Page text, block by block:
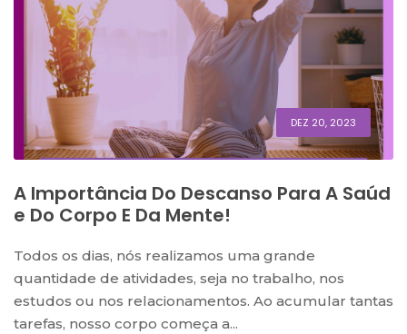
DEZ 20, 2023
A Importância Do Descanso Para A Saúd
E Do Corpo E Da Mente!
Todos os dias, nós realizamos uma grande
quantidade de atividades, seja no trabalho, nos
estudos ou nos relacionamentos. Ao acumular tantas
tarefas, nosso corpo começa a...